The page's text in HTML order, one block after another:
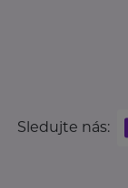
Sledujte nás: